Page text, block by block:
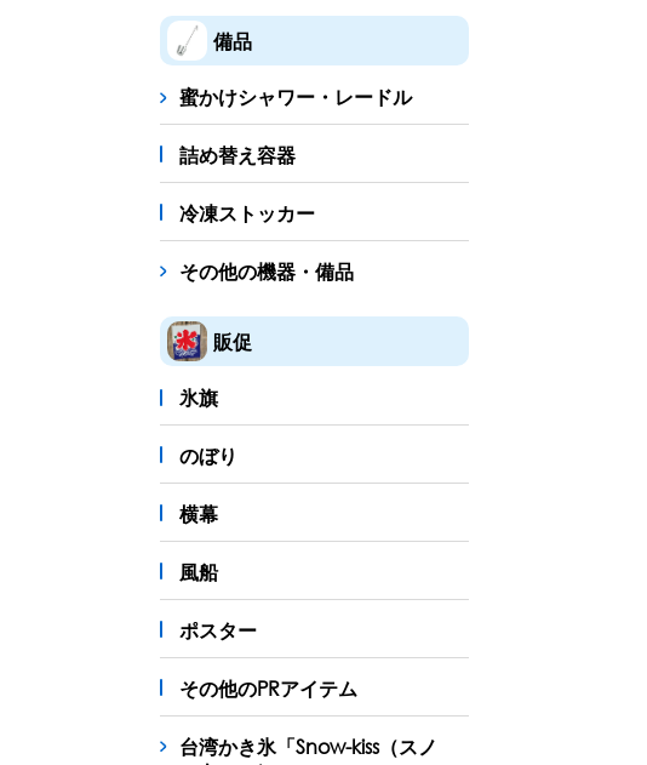
備品
蜜かけシャワー・レードル
詰め替え容器
冷凍ストッカー
その他の機器・備品
販促
氷旗
のぼり
横幕
風船
ポスター
その他のPRアイテム
台湾かき氷「Snow-kiss（スノ